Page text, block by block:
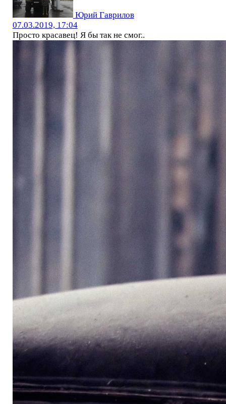
Юрий Гаврилов
07.03.2019, 17:04
Просто красавец! Я бы так не смог..